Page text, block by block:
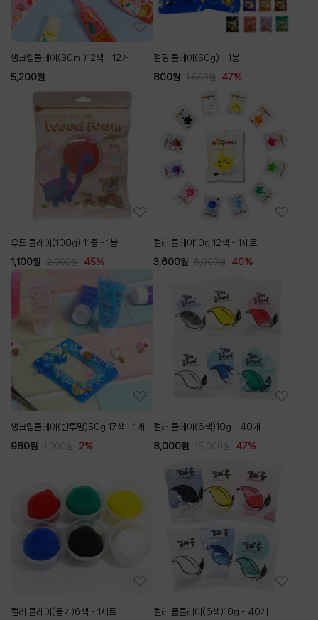
생크림클레이(30ml)12색 - 12개
5,200원
점핑 클레이(50g) - 1봉
800원 1,500원 47%
우드 클레이(100g) 11종 - 1봉
1,100원 2,000원 45%
컬러 클레이10g 12색 - 1세트
3,600원 6,000원 40%
생크림클레이(반투명)50g 17색 - 1개
980원 1,000원 2%
컬러 클레이(6색)10g - 40개
8,000원 15,000원 47%
컬러 클레이(용기)6색 - 1세트 컬러 폼클레이(6색)10g - 40개